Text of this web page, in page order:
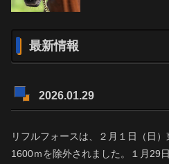
最新情報
2026.01.29
リフルフォースは、２月１日（日
1600ｍを除外されました。１月29